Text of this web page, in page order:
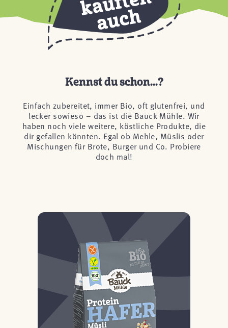
Kennst du schon...?
Einfach zubereitet, immer Bio, oft glutenfrei, und
lecker sowieso – das ist die Bauck Mühle. Wir
haben noch viele weitere, köstliche Produkte, die
dir gefallen könnten. Egal ob Mehle, Müslis oder
Mischungen für Brote, Burger und Co. Probiere
doch mal!